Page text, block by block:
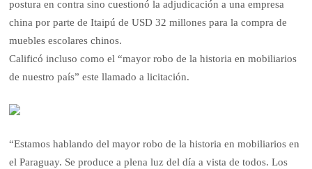
postura en contra sino cuestionó la adjudicación a una empresa
china por parte de Itaipú de USD 32 millones para la compra de
muebles escolares chinos.
Calificó incluso como el “mayor robo de la historia en mobiliarios
de nuestro país” este llamado a licitación.
“Estamos hablando del mayor robo de la historia en mobiliarios en
el Paraguay. Se produce a plena luz del día a vista de todos. Los